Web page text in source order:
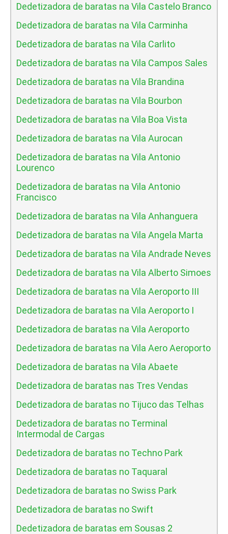
Dedetizadora de baratas na Vila Castelo Branco
Dedetizadora de baratas na Vila Carminha
Dedetizadora de baratas na Vila Carlito
Dedetizadora de baratas na Vila Campos Sales
Dedetizadora de baratas na Vila Brandina
Dedetizadora de baratas na Vila Bourbon
Dedetizadora de baratas na Vila Boa Vista
Dedetizadora de baratas na Vila Aurocan
Dedetizadora de baratas na Vila Antonio
Lourenco
Dedetizadora de baratas na Vila Antonio
Francisco
Dedetizadora de baratas na Vila Anhanguera
Dedetizadora de baratas na Vila Angela Marta
Dedetizadora de baratas na Vila Andrade Neves
Dedetizadora de baratas na Vila Alberto Simoes
Dedetizadora de baratas na Vila Aeroporto III
Dedetizadora de baratas na Vila Aeroporto I
Dedetizadora de baratas na Vila Aeroporto
Dedetizadora de baratas na Vila Aero Aeroporto
Dedetizadora de baratas na Vila Abaete
Dedetizadora de baratas nas Tres Vendas
Dedetizadora de baratas no Tijuco das Telhas
Dedetizadora de baratas no Terminal
Intermodal de Cargas
Dedetizadora de baratas no Techno Park
Dedetizadora de baratas no Taquaral
Dedetizadora de baratas no Swiss Park
Dedetizadora de baratas no Swift
Dedetizadora de baratas em Sousas 2